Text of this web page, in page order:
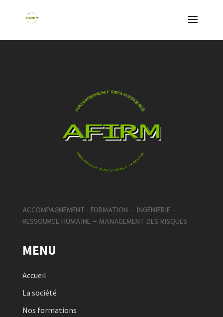
ACCOMPAGNEMENT- FORMATION – INGENIERIE –
RESSOURCE HUMAINE – MANAGEMENT DES RISQUES
MENU
Accueil
La société
Nos formations